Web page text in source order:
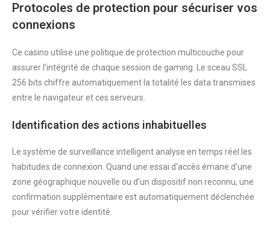
Protocoles de protection pour sécuriser vos
connexions
Ce casino utilise une politique de protection multicouche pour
assurer l’intégrité de chaque session de gaming. Le sceau SSL
256 bits chiffre automatiquement la totalité les data transmises
entre le navigateur et ces serveurs.
Identification des actions inhabituelles
Le système de surveillance intelligent analyse en temps réel les
habitudes de connexion. Quand une essai d’accès émane d’une
zone géographique nouvelle ou d’un dispositif non reconnu, une
confirmation supplémentaire est automatiquement déclenchée
pour vérifier votre identité.